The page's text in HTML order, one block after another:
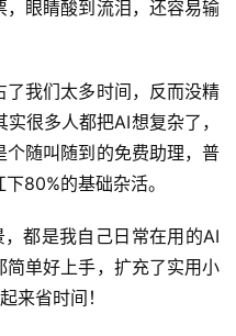
眼睛酸到流泪，还容易输
我们太多时间，反而没精
很多人都把AI想复杂了，
随叫随到的免费助理，普
80%的基础杂活。
都是我自己日常在用的AI
单好上手，扩充了实用小
来省时间！